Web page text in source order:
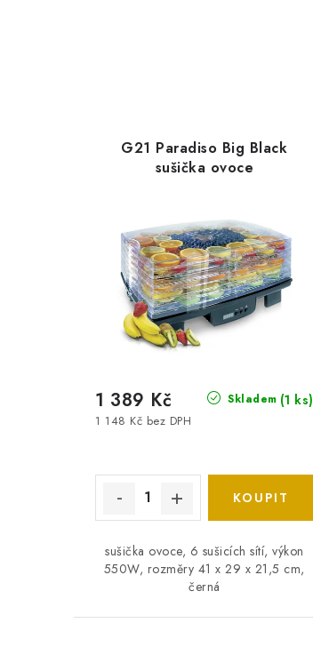
G21 Paradiso Big Black
sušička ovoce
Skladem (1 ks)
1 148 Kč bez DPH
1 389 Kč
sušička ovoce, 6 sušicích sítí, výkon
550W, rozměry 41 x 29 x 21,5 cm,
černá